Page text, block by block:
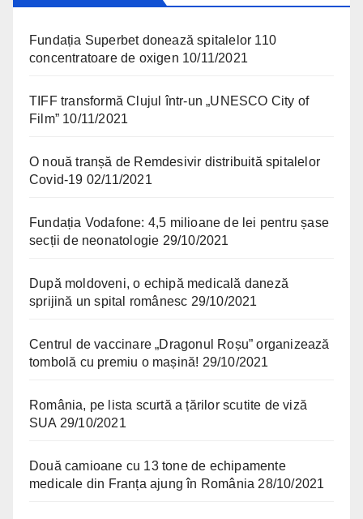
Fundația Superbet donează spitalelor 110
concentratoare de oxigen 10/11/2021
TIFF transformă Clujul într-un „UNESCO City of
Film” 10/11/2021
O nouă tranșă de Remdesivir distribuită spitalelor
Covid-19 02/11/2021
Fundația Vodafone: 4,5 milioane de lei pentru șase
secții de neonatologie 29/10/2021
După moldoveni, o echipă medicală daneză
sprijină un spital românesc 29/10/2021
Centrul de vaccinare „Dragonul Roșu” organizează
tombolă cu premiu o mașină! 29/10/2021
România, pe lista scurtă a țărilor scutite de viză
SUA 29/10/2021
Două camioane cu 13 tone de echipamente
medicale din Franța ajung în România 28/10/2021